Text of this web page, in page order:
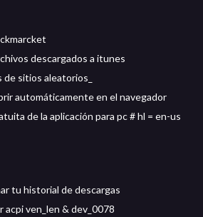
descargados a itunes
sitios aleatorios_
automáticamente en el navegador
de la aplicación para pc # hl = en-us
tu historial de descargas
ven_len & dev_0078